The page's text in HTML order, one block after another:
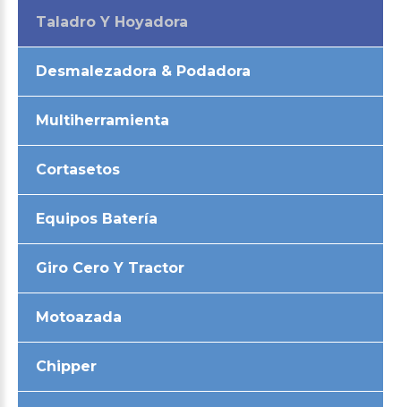
Taladro Y Hoyadora
Desmalezadora & Podadora
Multiherramienta
Cortasetos
Equipos Batería
Giro Cero Y Tractor
Motoazada
Chipper